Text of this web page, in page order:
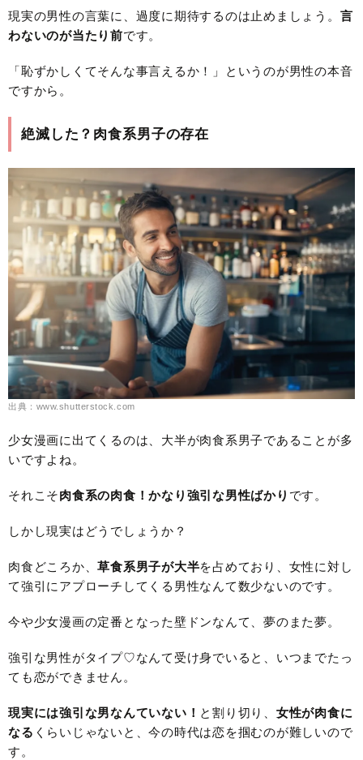
現実の男性の言葉に、過度に期待するのは止めましょう。 言
わないのが当たり前です。
「恥ずかしくてそんな事言えるか！」というのが男性の本音
ですから。
絶滅した？肉食系男子の存在
出典：www.shutterstock.com
少女漫画に出てくるのは、大半が肉食系男子であることが多
いですよね。
それこそ肉食系の肉食！かなり強引な男性ばかり です。
しかし現実はどうでしょうか？
肉食どころか、草食系男子が大半を占めており、女性に対し
て強引にアプローチしてくる男性なんて数少ないのです。
今や少女漫画の定番となった壁ドンなんて、夢のまた夢。
強引な男性がタイプ♡なんて受け身でいると、いつまでたっ
ても恋ができません。
現実には強引な男なんていない！ と割り切り、 女性が肉食に
なる くらいじゃないと、今の時代は恋を掴むのが難しいので
す。